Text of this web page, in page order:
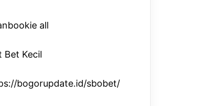
all
Bet Kecil
bogorupdate.id/sbobet/